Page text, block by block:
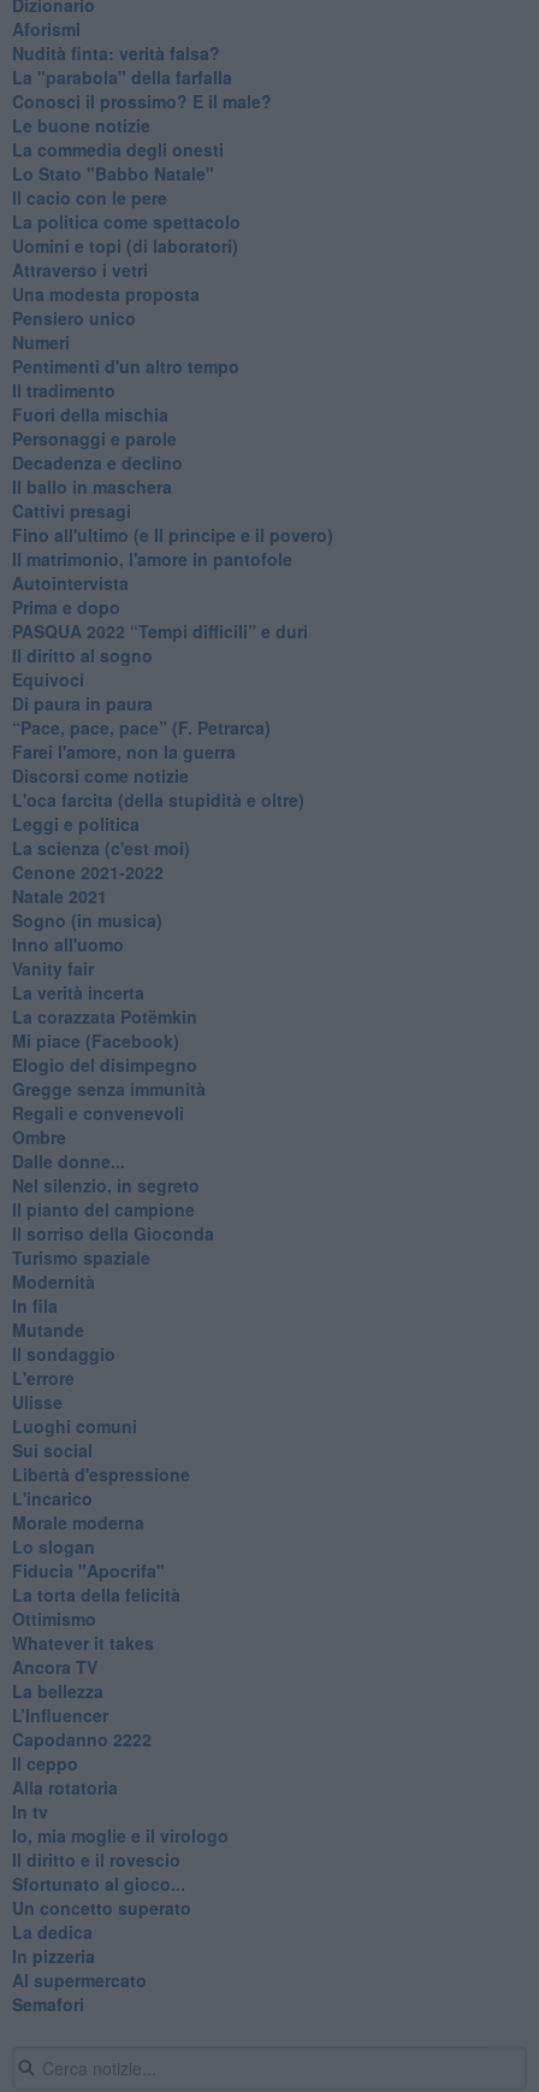
Aforismi
Nudità finta: verità falsa?
La "parabola" della farfalla
Conosci il prossimo? E il male?
Le buone notizie
La commedia degli onesti
Lo Stato "Babbo Natale"
Il cacio con le pere
La politica come spettacolo
Uomini e topi (di laboratori)
Attraverso i vetri
Una modesta proposta
Pensiero unico
Numeri
Pentimenti d'un altro tempo
Il tradimento
Fuori della mischia
Personaggi e parole
Decadenza e declino
Il ballo in maschera
Cattivi presagi
Fino all'ultimo (e Il principe e il povero)
Il matrimonio, l'amore in pantofole
Autointervista
Prima e dopo
​PASQUA 2022 “Tempi difficili” e duri
Il diritto al sogno
Equivoci
Di paura in paura
​“Pace, pace, pace” (F. Petrarca)
Farei l'amore, non la guerra
Discorsi come notizie
L'oca farcita (della stupidità e oltre)
Leggi e politica
La scienza (c'est moi)
Cenone 2021-2022
Natale 2021
Sogno (in musica)
Inno all'uomo
Vanity fair
La verità incerta
La corazzata Potëmkin
Mi piace (Facebook)
Elogio del disimpegno
Gregge senza immunità
Regali e convenevoli
Ombre
Dalle donne...
Nel silenzio, in segreto
Il pianto del campione
Il sorriso della Gioconda
Turismo spaziale
Modernità
In fila
Mutande
Il sondaggio
L'errore
Ulisse
Luoghi comuni
Sui social
Libertà d'espressione
L'incarico
Morale moderna
Lo slogan
Fiducia "Apocrifa"
La torta della felicità
Ottimismo
Whatever it takes
Ancora TV
La bellezza
L’Influencer
​Capodanno 2222
Il ceppo
Alla rotatoria
In tv
Io, mia moglie e il virologo
Il diritto e il rovescio
Sfortunato al gioco...
Un concetto superato
La dedica
In pizzeria
Al supermercato
Semafori